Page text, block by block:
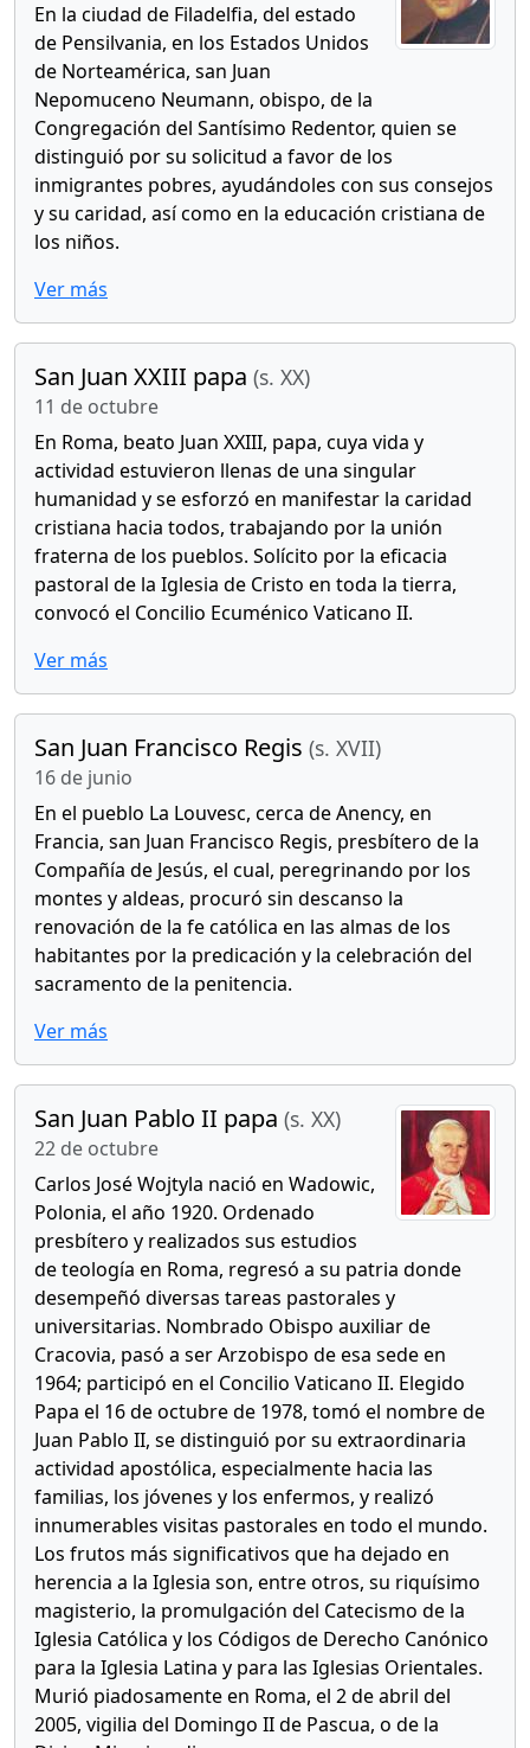
En la ciudad de Filadelfia, del estado
de Pensilvania, en los Estados Unidos
de Norteamérica, san Juan
Nepomuceno Neumann, obispo, de la
Congregación del Santísimo Redentor, quien se
distinguió por su solicitud a favor de los
inmigrantes pobres, ayudándoles con sus consejos
y su caridad, así como en la educación cristiana de
los niños.
Ver más
San Juan XXIII papa (s. XX)
11 de octubre
En Roma, beato Juan XXIII, papa, cuya vida y
actividad estuvieron llenas de una singular
humanidad y se esforzó en manifestar la caridad
cristiana hacia todos, trabajando por la unión
fraterna de los pueblos. Solícito por la eficacia
pastoral de la Iglesia de Cristo en toda la tierra,
convocó el Concilio Ecuménico Vaticano II.
Ver más
San Juan Francisco Regis (s. XVII)
16 de junio
En el pueblo La Louvesc, cerca de Anency, en
Francia, san Juan Francisco Regis, presbítero de la
Compañía de Jesús, el cual, peregrinando por los
montes y aldeas, procuró sin descanso la
renovación de la fe católica en las almas de los
habitantes por la predicación y la celebración del
sacramento de la penitencia.
Ver más
San Juan Pablo II papa (s. XX)
22 de octubre
Carlos José Wojtyla nació en Wadowic,
Polonia, el año 1920. Ordenado
presbítero y realizados sus estudios
de teología en Roma, regresó a su patria donde
desempeñó diversas tareas pastorales y
universitarias. Nombrado Obispo auxiliar de
Cracovia, pasó a ser Arzobispo de esa sede en
1964; participó en el Concilio Vaticano II. Elegido
Papa el 16 de octubre de 1978, tomó el nombre de
Juan Pablo II, se distinguió por su extraordinaria
actividad apostólica, especialmente hacia las
familias, los jóvenes y los enfermos, y realizó
innumerables visitas pastorales en todo el mundo.
Los frutos más significativos que ha dejado en
herencia a la Iglesia son, entre otros, su riquísimo
magisterio, la promulgación del Catecismo de la
Iglesia Católica y los Códigos de Derecho Canónico
para la Iglesia Latina y para las Iglesias Orientales.
Murió piadosamente en Roma, el 2 de abril del
2005, vigilia del Domingo II de Pascua, o de la